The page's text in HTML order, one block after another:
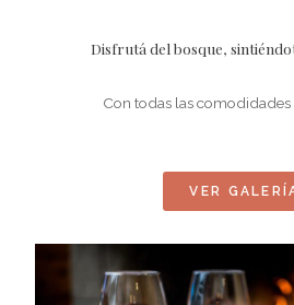
Disfrutá del bosque,
Con todas las comodidades
VER